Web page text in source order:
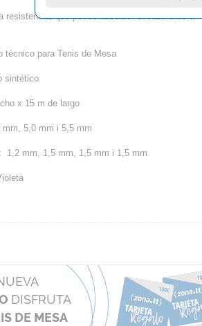
resistencia, que puede absorber eficazmente el
técnico para Tenis de Mesa
sintético
x 15 m de largo
5,0 mm i 5,5 mm
1,2 mm, 1,5 mm, 1,5 mm i 1,5 mm